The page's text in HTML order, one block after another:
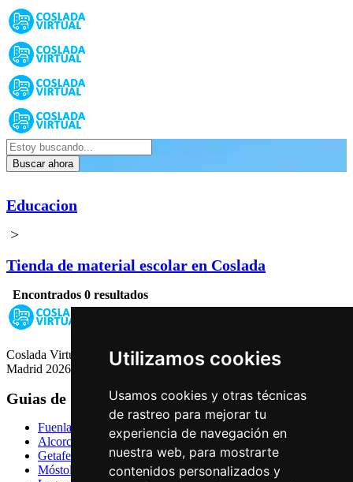
Utilizamos cookies
Usamos cookies y otras técnicas
de rastreo para mejorar tu
experiencia de navegación en
nuestra web, para mostrarte
contenidos personalizados y
Buscar ahora
Educacion
>
Tienda de material escolar en Coslada
Encontrados 0 resultados
Coslada Virtual: Guia de Empresas, Ocio y Servicios de Coslada,
Madrid 2026
Guias de Ciudades
Fuenlabrada
Alcorcón
Getafe
Móstoles